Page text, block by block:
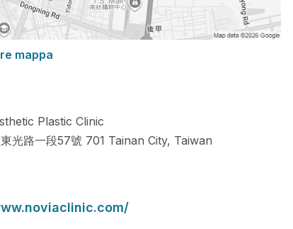
mappa
Plastic Clinic
光路一段57號 701 Tainan City, Taiwan